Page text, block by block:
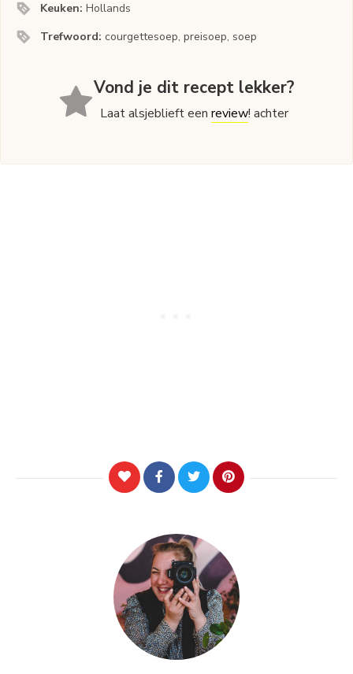
Keuken:Hollands
Trefwoord: courgettesoep, preisoep, soep
Vond je dit recept lekker?
Laat alsjeblieft eenreview! achter